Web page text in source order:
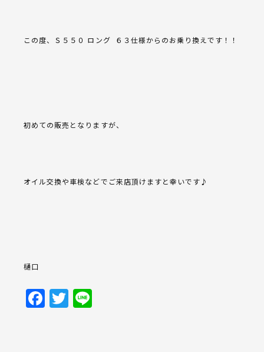
この度、Ｓ５５０ ロング ６３仕様からのお乗り換えです！！
初めての販売となりますが、
オイル交換や車検などでご来店頂けますと幸いです♪
樋口
Facebook
Twitter